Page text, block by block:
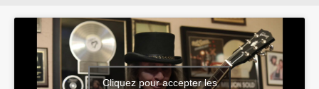
Cliquez pour accepter les